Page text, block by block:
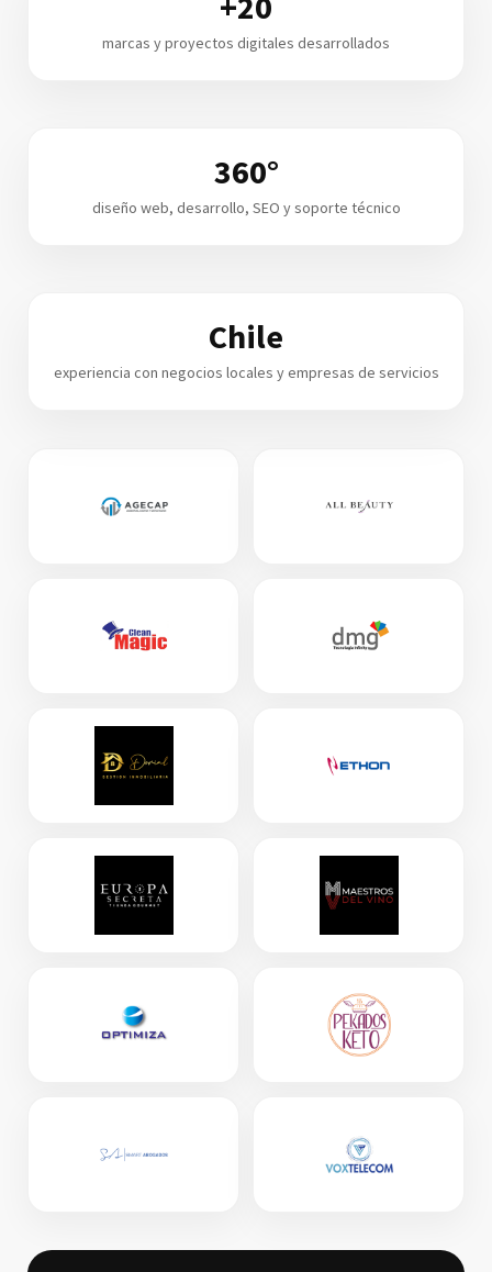
marcas y proyectos digitales desarrollados
360°
diseño web, desarrollo, SEO y soporte técnico
Chile
experiencia con negocios locales y empresas de servicios